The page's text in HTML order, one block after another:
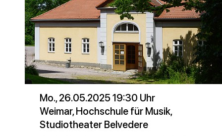
Mo., 26.05.2025 19:30 Uhr
Weimar, Hochschule für Musik,
Studiotheater Belvedere